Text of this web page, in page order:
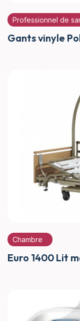
Professionnel de
Gants vinyle
Chambre
Euro 1400 Lit